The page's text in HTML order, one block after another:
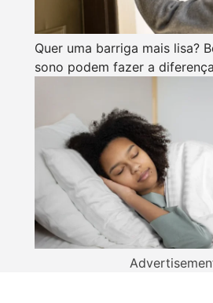
Quer uma barriga mais lisa?
sono podem fazer a diferença